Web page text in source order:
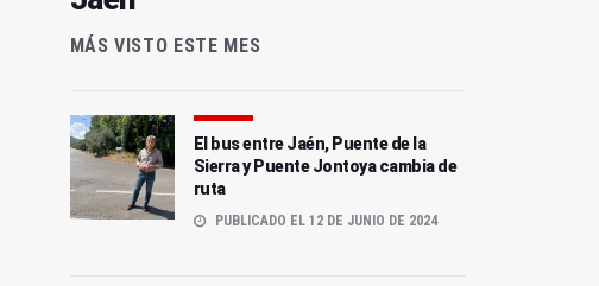
MÁS VISTO ESTE MES
El bus entre Jaén, Puente de la
Sierra y Puente Jontoya cambia de
ruta
PUBLICADO EL 12 DE JUNIO DE 2024